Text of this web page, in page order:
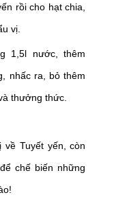
rồi cho hạt chia,
vị.
1,5l nước, thêm
nhấc ra, bỏ thêm
thưởng thức.
Tuyết yến, còn
chế biến những